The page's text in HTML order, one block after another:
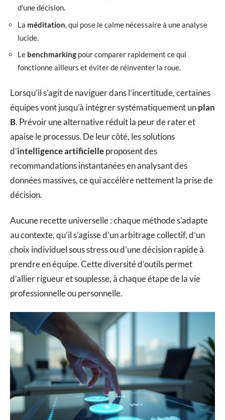
d’une décision.
La méditation, qui pose le calme nécessaire à une analyse
lucide.
Le benchmarking pour comparer rapidement ce qui
fonctionne ailleurs et éviter de réinventer la roue.
Lorsqu’il s’agit de naviguer dans l’incertitude, certaines
équipes vont jusqu’à intégrer systématiquement unplan
B. Prévoir une alternative réduit la peur de rater et
apaise le processus. De leur côté, les solutions
d’intelligence artificielleproposent des
recommandations instantanées en analysant des
données massives, ce qui accélère nettement la prise de
décision.
Aucune recette universelle : chaque méthode s’adapte
au contexte, qu’il s’agisse d’un arbitrage collectif, d’un
choix individuel sous stress ou d’une décision rapide à
prendre en équipe. Cette diversité d’outils permet
d’allier rigueur et souplesse, à chaque étape de la vie
professionnelle ou personnelle.